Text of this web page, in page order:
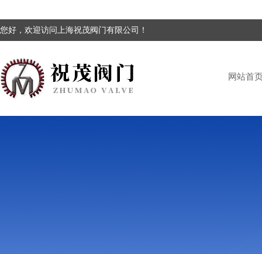
您好，欢迎访问上海祝茂阀门有限公司！
网站首